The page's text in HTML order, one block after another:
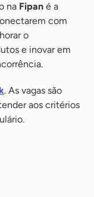
na Fipan é a
com
o
e inovar em
. As vagas são
aos critérios